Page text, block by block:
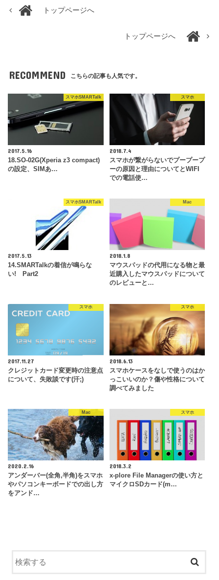
トップページへ
トップページへ
RECOMMEND こちらの記事も人気です。
スマホSMARTalk
2017.5.16
18.SO-02G(Xperia z3 compact)
の設定、SIMあ…
スマホ
2018.7.4
スマホが繋がらないでプープープ
ーの原因と理由についてとWIFI
での電話使…
スマホSMARTalk
2017.5.13
14.SMARTalkの着信が鳴らな
い! Part2
Mac
2018.1.8
マウスパッドの代用になる物と最
近購入したマウスパッドについて
のレビューと…
スマホ
2017.11.27
クレジットカード変更時の注意点
について、失敗談です(汗;)
スマホ
2018.6.13
スマホケースをなしで使うのはか
っこいいのか？傷や性格について
調べてみました
Mac
2020.2.16
アンダーバー(全角,半角)をスマホ
やパソコンキーボードでの出し方
をアンド…
スマホ
2018.3.2
x-plore File Managerの使い方と
マイクロSDカード(m…